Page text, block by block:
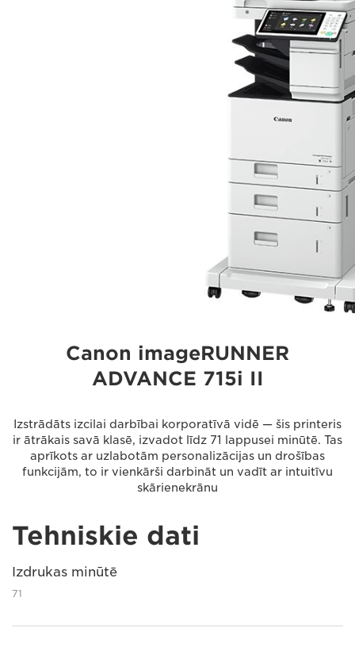
Canon imageRUNNER
ADVANCE 715i II
Izstrādāts izcilai darbībai korporatīvā vidē — šis printeris
ir ātrākais savā klasē, izvadot līdz 71 lappusei minūtē. Tas
aprīkots ar uzlabotām personalizācijas un drošības
funkcijām, to ir vienkārši darbināt un vadīt ar intuitīvu
skārienekrānu
Tehniskie dati
Izdrukas minūtē
71